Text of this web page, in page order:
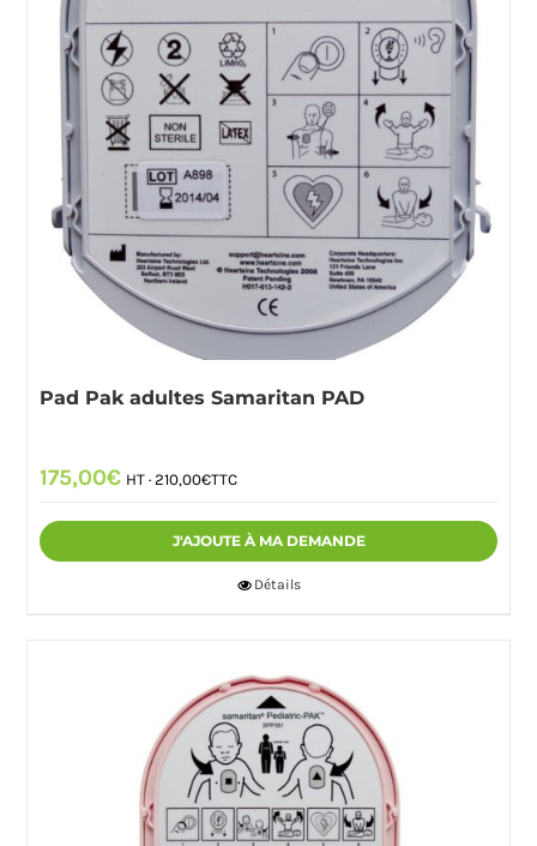
Pad Pak adultes Samaritan PAD
175,00€ HT ·210,00€TTC
J'AJOUTE À MA DEMANDE
Détails